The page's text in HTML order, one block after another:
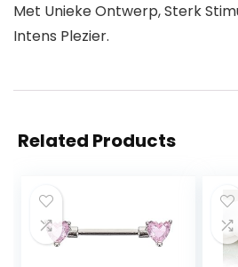
Met Unieke Ontwerp, Sterk
Intens Plezier.
Related Products